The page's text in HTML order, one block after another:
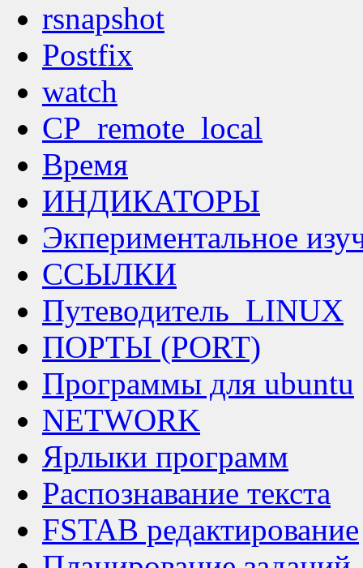
rsnapshot
Postfix
watch
CP_remote_local
Время
ИНДИКАТОРЫ
Экпериментальное
ССЫЛКИ
Путеводитель_LINUX
ПОРТЫ (PORT)
Программы для ubuntu
NETWORK
Ярлыки программ
Распознавание текста
FSTAB редактирование